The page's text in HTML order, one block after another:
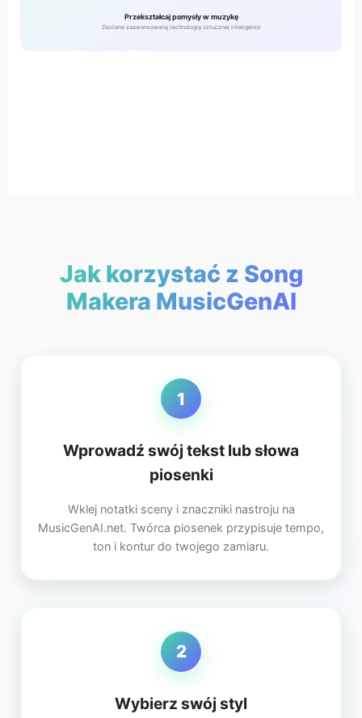
Przekształcaj pomysły w muzykę
Zasilane zaawansowaną technologią sztucznej inteligencji
Jak korzystać z Song
Makera MusicGenAI
1
Wprowadź swój tekst lub słowa
piosenki
Wklej notatki sceny i znaczniki nastroju na
MusicGenAI.net. Twórca piosenek przypisuje tempo,
ton i kontur do twojego zamiaru.
2
Wybierz swój styl